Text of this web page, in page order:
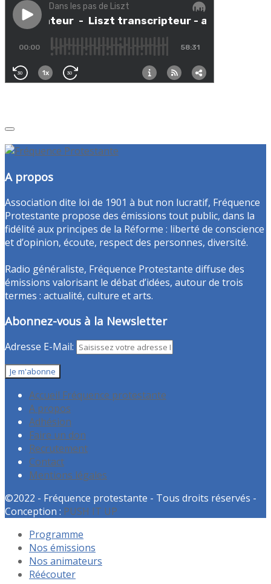
A propos
Association dite loi de 1901 à but non lucratif, Fréquence
Protestante propose des émissions tout public, dans la
fidélité aux principes de la Réforme : liberté de conscience
et d’opinion, écoute, respect des personnes, diversité.
Radio généraliste, Fréquence Protestante diffuse des
émissions valorisant le débat d’idées, autour de trois
termes : actualité, culture et arts.
Abonnez-vous à la Newsletter
Adresse E-Mail:
Accueil Fréquence protestante
A propos
Adhésion
Faire un don
Recrutement
Contact
Mentions légales
©2022 - Fréquence protestante - Tous droits réservés -
Conception : PUSH IT UP
Programme
Nos émissions
Nos animateurs
Réécouter